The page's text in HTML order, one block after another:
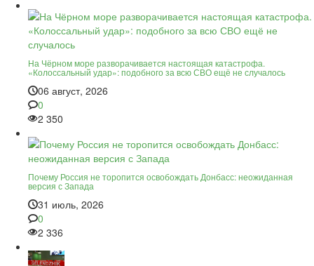
На Чёрном море разворачивается настоящая катастрофа.
«Колоссальный удар»: подобного за всю СВО ещё не случалось
06 август, 2026
0
2 350
Почему Россия не торопится освобождать Донбасс: неожиданная
версия с Запада
31 июль, 2026
0
2 336